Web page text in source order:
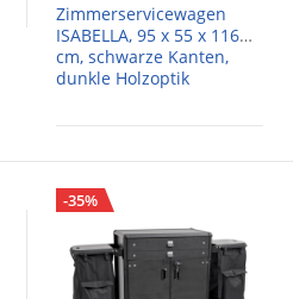
Zimmerservicewagen
ISABELLA, 95 x 55 x 116
cm, schwarze Kanten,
dunkle Holzoptik
-35%